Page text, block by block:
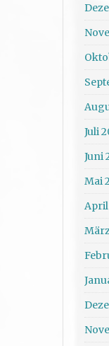
Juli
Juni
Mai
April